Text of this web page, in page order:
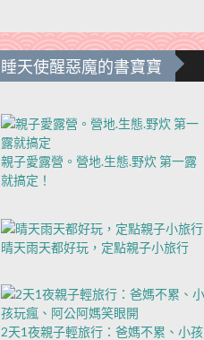
睡天使醒惡魔的書寶寶
親子愛露營。營地.生態.野炊 第一露
就搞定！
晴天雨天都好玩，定點親子小旅行
2天1夜親子輕旅行：爸媽不累、小孩